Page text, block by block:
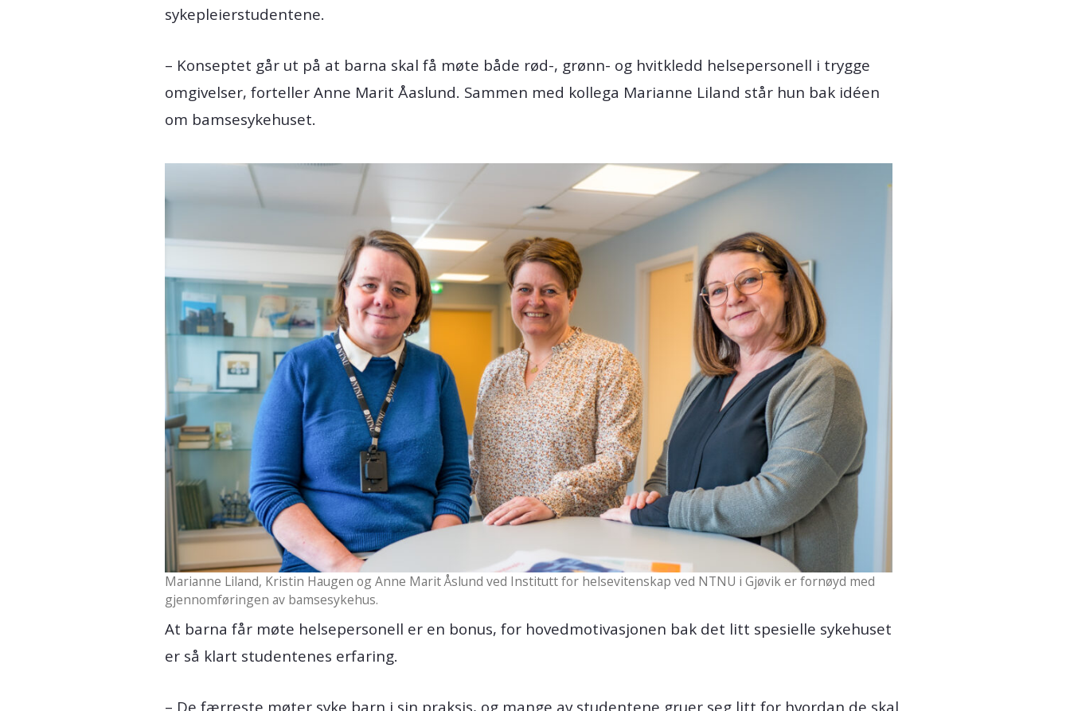
sykepleierstudentene.
– Konseptet går ut på at barna skal få møte både rød-, grønn- og hvitkledd helsepersonell i trygge
omgivelser, forteller Anne Marit Åaslund. Sammen med kollega Marianne Liland står hun bak idéen
om bamsesykehuset.
Marianne Liland, Kristin Haugen og Anne Marit Åslund ved Institutt for helsevitenskap ved NTNU i Gjøvik er fornøyd med
gjennomføringen av bamsesykehus.
At barna får møte helsepersonell er en bonus, for hovedmotivasjonen bak det litt spesielle sykehuset
er så klart studentenes erfaring.
– De færreste møter syke barn i sin praksis, og mange av studentene gruer seg litt for hvordan de skal